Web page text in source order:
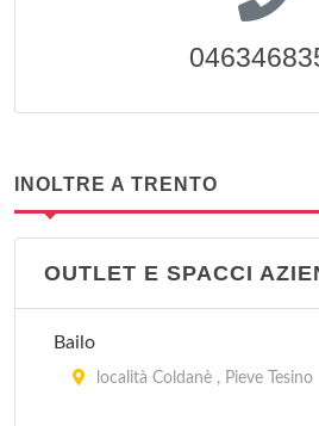
INOLTRE A TRENTO
OUTLET E SPACCI
Bailo
località Coldanè , Pieve Tesino